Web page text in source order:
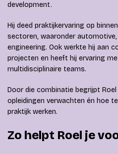
development.
Hij deed praktijkervaring op
sectoren, waaronder
engineering. Ook werkte hij aan
projecten en heeft hij ervaring
multidisciplinaire teams.
Door die combinatie begrijpt
opleidingen verwachten én hoe
praktijk werken.
Zo helpt Roel je